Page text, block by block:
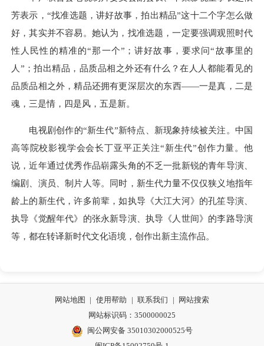
芳表示，“找准选题，讲好故事，拍出精品”这十二个字怎么做
好，其实并不容易。她认为，找准选题，一定要强调观照时代
性人民性的精准的“那一个”；讲好故事，要求问“故事里的
人”；拍出精品，品质品相之外还有什么？在人人都能看见的
品质品相之外，精品还拥有更深层次的东西——一是真，二是
魂，三是情，四是风，五是新。
电视剧创作的“新生代”新特点、新现象持续被关注。中国
高等院校影视学会会长丁亚平正关注“新生代”创作力量。他
说，近年通过优秀作品崭露头角的不乏一批新锐的青年导演、
编剧、演员、制片人等。同时，新生代力量不仅仅狭义地指年
龄上的新生代，许多前辈，如执导《大江大河》的孔笙导演、
执导《觉醒年代》的张永新导演、执导《人世间》的李路导演
等，都在转译新时代文化语境，创作出新主流作品。
网站地图 | 使用帮助 | 联系我们 |
网站搜索
网站标识码：3500000025
闽公网安备 35010302000525号